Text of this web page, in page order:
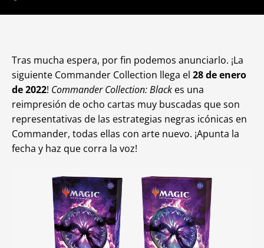
Tras mucha espera, por fin podemos anunciarlo. ¡La
siguiente Commander Collection llega el 28 de enero
de 2022! Commander Collection: Black es una
reimpresión de ocho cartas muy buscadas que son
representativas de las estrategias negras icónicas en
Commander, todas ellas con arte nuevo. ¡Apunta la
fecha y haz que corra la voz!